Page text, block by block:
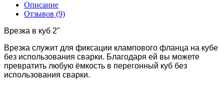
Описание
Отзывов (9)
Врезка в куб 2"
Врезка служит для фиксации клампового фланца на кубе
без использования сварки. Благодаря ей вы можете
превратить любую ёмкость в перегонный куб без
использования сварки.